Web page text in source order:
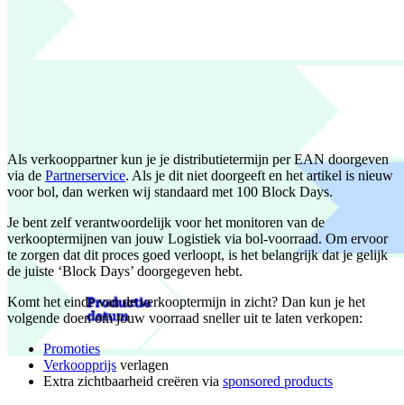
Als verkooppartner kun je je distributietermijn per EAN doorgeven
via de Partnerservice. Als je dit niet doorgeeft en het artikel is nieuw
voor bol, dan werken wij standaard met 100 Block Days.
Je bent zelf verantwoordelijk voor het monitoren van de
verkooptermijnen van jouw Logistiek via bol-voorraad. Om ervoor
te zorgen dat dit proces goed verloopt, is het belangrijk dat je gelijk
de juiste ‘Block Days’ doorgegeven hebt.
Komt het einde van de verkooptermijn in zicht? Dan kun je het
volgende doen om jouw voorraad sneller uit te laten verkopen:
Promoties
Verkoopprijs verlagen
Extra zichtbaarheid creëren via sponsored products